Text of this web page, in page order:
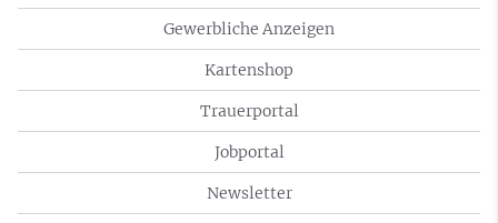
Gewerbliche Anzeigen
Kartenshop
Trauerportal
Jobportal
Newsletter